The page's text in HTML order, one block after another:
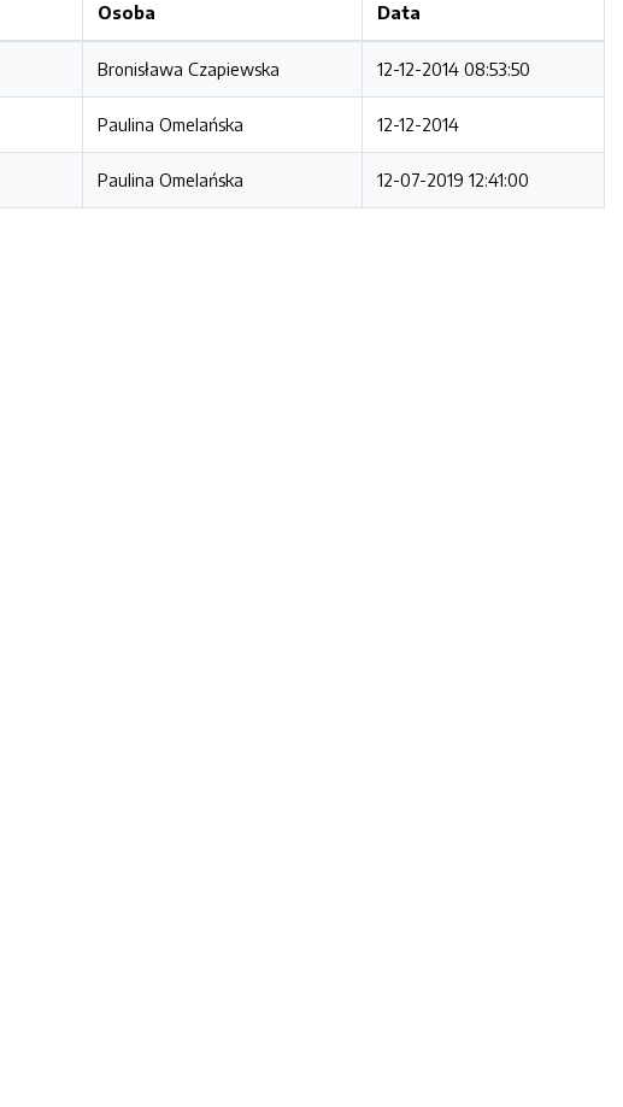
Osoba Data
Bronisława Czapiewska 12-12-2014 08:53:50
Paulina Omelańska 12-12-2014
Paulina Omelańska 12-07-2019 12:41:00